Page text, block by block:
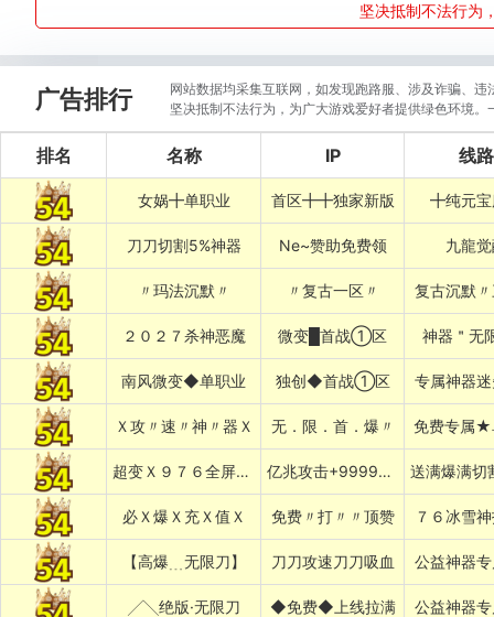
坚决抵制不法行为
广告排行
网站数据均采集互联网，如发现跑路服、涉及诈骗、
坚决抵制不法行为，为广大游戏爱好者提供绿色环境
排名 名称 IP 线路
女娲╋单职业 首区╋╋独家新版 ╋纯元
刀刀切割5%神器 Ne~赞助免费领 九龍
〃玛法沉默〃 〃复古一区〃 复古沉默
２０２７杀神恶魔 微变█首战①区 神器＂无
南风微变◆单职业 独创◆首战①区 专属神器
Ｘ攻〃速〃神〃器Ｘ 无．限．首．爆〃 免费专属★
超变Ｘ９７６全屏乱炸神技 亿兆攻击+999999%吸血专属
必Ｘ爆Ｘ充Ｘ值Ｘ 免费〃打〃〃顶赞 ７６冰雪
【高爆﹍无限刀】 刀刀攻速刀刀吸血 公益神器
╱╲绝版·无限刀 ◆免费◆上线拉满 公益神器